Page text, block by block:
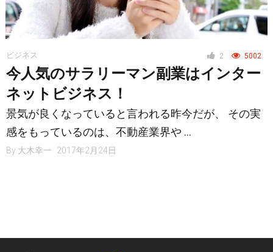
2 5002
ビジネス
今人気のサラリーマン副業はインター
ネットビジネス！
景気が良くなっていると言われる昨今だが、 その実
感をもっているのは、不動産業界や …
By 大木幸一 2017年2月24日